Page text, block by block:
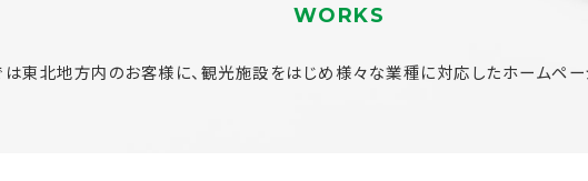
WORKS
は東北地方内のお客様に、観光施設をはじめ様々な業種に対応したホームペー